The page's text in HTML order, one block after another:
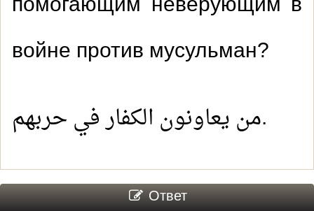
войне против мусульман?
من يعاونون الكفار في حربهم.
Ответ